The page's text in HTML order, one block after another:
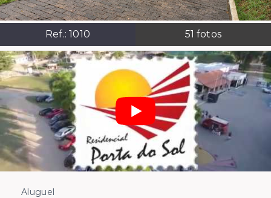
Ref.: 1010 51 fotos
Aluguel